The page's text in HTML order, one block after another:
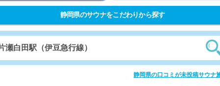
静岡県のサウナをこだわりから探す
静岡県の口コミが未投稿サウナ